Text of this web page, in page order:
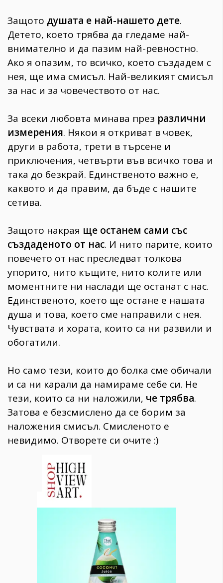
Защото душата е най-нашето дете.
Детето, което трябва да гледаме най-
внимателно и да пазим най-ревностно.
Ако я опазим, то всичко, което създадем с
нея, ще има смисъл. Най-великият смисъл
за нас и за човечеството от нас.
За всеки любовта минава през различни
измерения. Някои я откриват в човек,
други в работа, трети в търсене и
приключения, четвърти във всичко това и
така до безкрай. Единственото важно е,
каквото и да правим, да бъде с нашите
сетива.
Защото накрая ще останем сами със
създаденото от нас. И нито парите, които
повечето от нас преследват толкова
упорито, нито къщите, нито колите или
моментните ни наслади ще останат с нас.
Единственото, което ще остане е нашата
душа и това, което сме направили с нея.
Чувствата и хората, които са ни развили и
обогатили.
Но само тези, които до болка сме обичали
и са ни карали да намираме себе си. Не
тези, които са ни наложили, че трябва.
Затова е безсмислено да се борим за
наложения смисъл. Смисленото е
невидимо. Отворете си очите :)